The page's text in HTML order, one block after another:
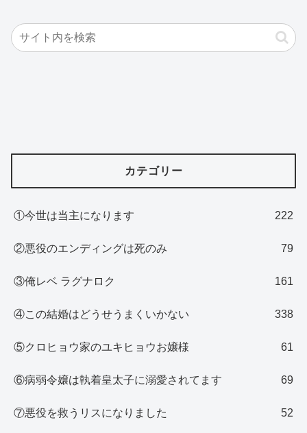
カテゴリー
①今世は当主になります 222
②悪役のエンディングは死のみ 79
③俺レベ ラグナロク 161
④この結婚はどうせうまくいかない 338
⑤クロヒョウ家のユキヒョウお嬢様 61
⑥病弱令嬢は執着皇太子に溺愛されてます 69
⑦悪役を救うリスになりました 52